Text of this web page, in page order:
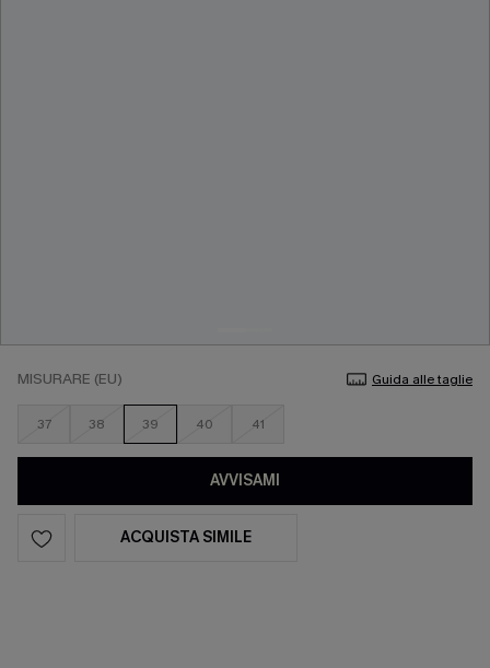
MISURARE (EU) Guida alle taglie
37 38 39 40 41
AVVISAMI
ACQUISTA SIMILE